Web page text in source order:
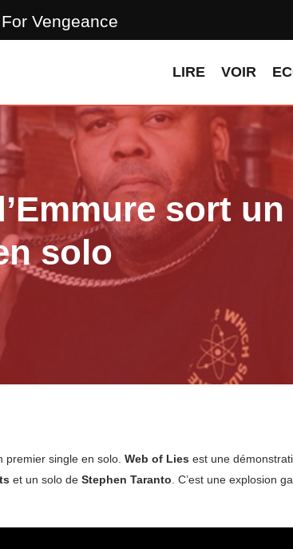
Vengeance
LIRE VOIR
sort un
solo
premier single en solo. Web of Lies est une
et un solo de Stephen Taranto C’est une explosion